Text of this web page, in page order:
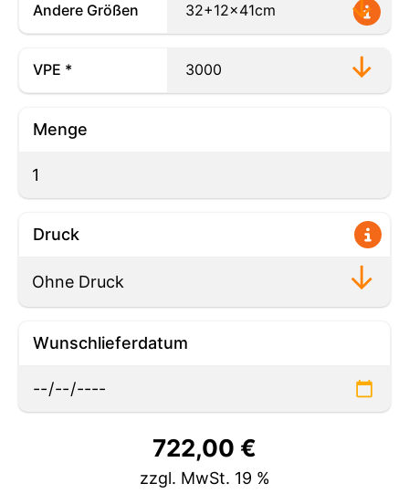
Andere Größen
VPE *
Menge
Druck
Wunschlieferdatum
722,00 €
zzgl. MwSt. 19 %